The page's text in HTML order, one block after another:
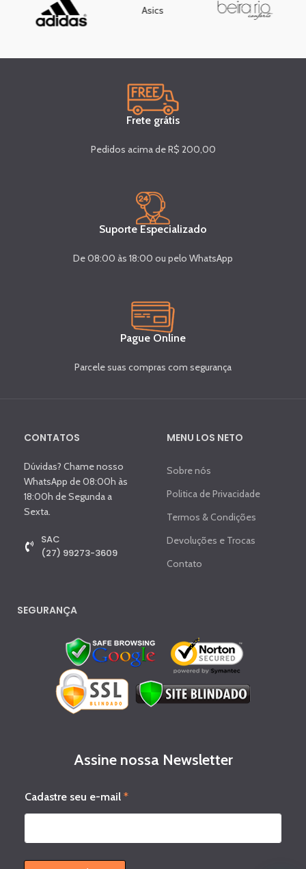
Asics
Frete grátis
Pedidos acima de R$ 200,00
Suporte Especializado
De 08:00 às 18:00 ou pelo WhatsApp
Pague Online
Parcele suas compras com segurança
CONTATOS
Dúvidas? Chame nosso
WhatsApp de 08:00h às
18:00h de Segunda a
Sexta.
SAC
(27) 99273-3609
MENU LOS NETO
Sobre nós
Politica de Privacidade
Termos & Condições
Devoluções e Trocas
Contato
SEGURANÇA
Assine nossa Newsletter
s
e
*
Cadastre seu e-mail*